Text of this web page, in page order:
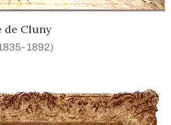
de Cluny
1892)